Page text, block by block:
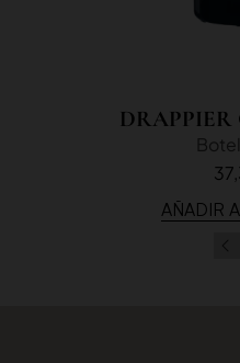
DRAPPIER
AÑADIR